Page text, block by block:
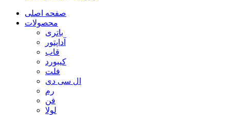
صفحه اصلی
محصولات
باتری
آداپتور
قاب
کیبورد
فلت
ال سی دی
رم
فن
لولا